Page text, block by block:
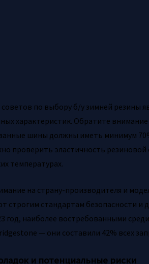
по выбору б/у зимней резины
характеристик. Обратите
шины должны иметь минимум
проверить эластичность резиновой
температурах.
на страну-производителя и
строгим стандартам безопасности и
год, наиболее востребованными
— они составили 42% всех
и потенциальные риски